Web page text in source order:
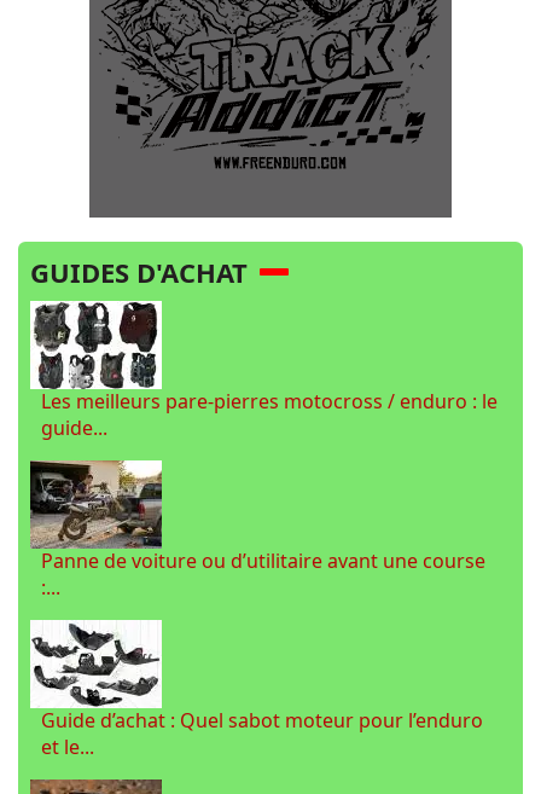
GUIDES D'ACHAT
Les meilleurs pare-pierres motocross / enduro : le
guide...
Panne de voiture ou d’utilitaire avant une course
:...
Guide d’achat : Quel sabot moteur pour l’enduro
et le...